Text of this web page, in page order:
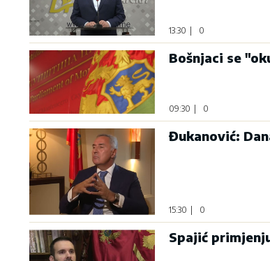
13:30 0
Bošnjaci se
09:30 0
Đukanović:
15:30 0
Spajić